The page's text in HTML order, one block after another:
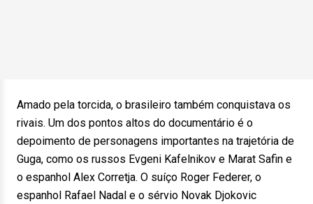
Amado pela torcida, o brasileiro também conquistava os
rivais. Um dos pontos altos do documentário é o
depoimento de personagens importantes na trajetória de
Guga, como os russos Evgeni Kafelnikov e Marat Safin e
o espanhol Alex Corretja. O suíço Roger Federer, o
espanhol Rafael Nadal e o sérvio Novak Djokovic